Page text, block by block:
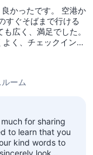
かったです。 空港か
すぐそばまで行ける
広く、満足でした。
く、チェックインが
りがとうございまし
ーム
for sharing
to learn that you
kind words to
look